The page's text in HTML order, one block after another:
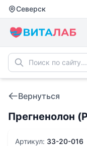
Северск
Вернуться
Прегненолон
Артикул: 33-20-016